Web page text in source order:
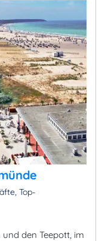
Top-
den Teepott, im